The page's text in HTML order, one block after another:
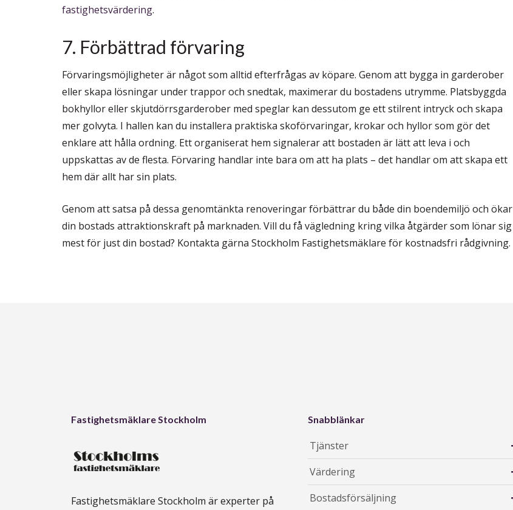
fastighetsvärdering.
7. Förbättrad förvaring
Förvaringsmöjligheter är något som alltid efterfrågas av köpare. Genom att bygga in garderober
eller skapa lösningar under trappor och snedtak, maximerar du bostadens utrymme. Platsbyggda
bokhyllor eller skjutdörrsgarderober med speglar kan dessutom ge ett stilrent intryck och skapa
mer golvyta. I hallen kan du installera praktiska skoförvaringar, krokar och hyllor som gör det
enklare att hålla ordning. Ett organiserat hem signalerar att bostaden är lätt att leva i och
uppskattas av de flesta. Förvaring handlar inte bara om att ha plats – det handlar om att skapa ett
hem där allt har sin plats.
Genom att satsa på dessa genomtänkta renoveringar förbättrar du både din boendemiljö och ökar
din bostads attraktionskraft på marknaden. Vill du få vägledning kring vilka åtgärder som lönar sig
mest för just din bostad? Kontakta gärna Stockholm Fastighetsmäklare för kostnadsfri rådgivning.
Fastighetsmäklare Stockholm
Fastighetsmäklare Stockholm är experter på
Snabblänkar
Tjänster
Värdering
Bostadsförsäljning